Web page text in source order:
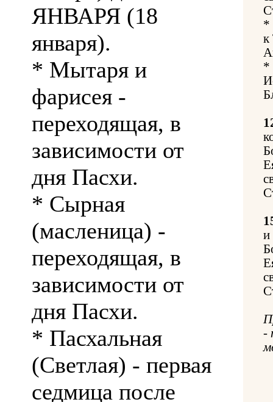
ЯНВАРЯ (18
января).
* Мытаря и
фарисея -
переходящая, в
зависимости от
дня Пасхи.
* Сырная
(масленица) -
переходящая, в
зависимости от
дня Пасхи.
* Пасхальная
(Светлая) - первая
седмица после
*
к
*
и
-